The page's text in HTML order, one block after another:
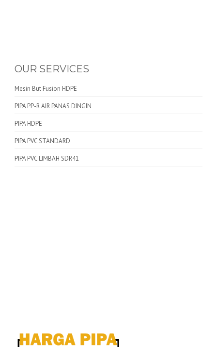
OUR SERVICES
Mesin But Fusion HDPE
PIPA PP-R AIR PANAS DINGIN
PIPA HDPE
PIPA PVC STANDARD
PIPA PVC LIMBAH SDR41